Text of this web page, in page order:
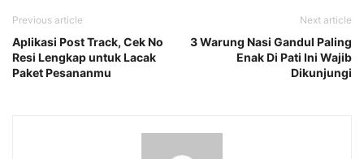
Previous article
Aplikasi Post Track, Cek No
Resi Lengkap untuk Lacak
Paket Pesananmu
Next article
3 Warung Nasi Gandul Paling
Enak Di Pati Ini Wajib
Dikunjungi